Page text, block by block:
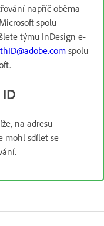
napříč oběma
spolu
týmu InDesign e-
spolu
na adresu
mohl sdílet se